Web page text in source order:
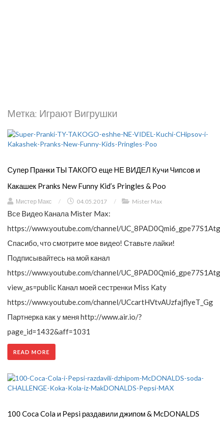
Метка: Играют Вигрушки
Супер Пранки ТЫ ТАКОГО еще НЕ ВИДЕЛ Кучи Чипсов и
Какашек Pranks New Funny Kid’s Pringles & Poo
Мистер Макс / 04.05.2017 / Mister Max
Все Видео Канала Mister Max:
https://www.youtube.com/channel/
Спасибо, что смотрите мое видео! Ставьте лайки!
Подписывайтесь на мой канал
https://www.youtube.com/channel/
view_as=public Канал моей сестренки Miss Katy
https://www.youtube.com/channel/UCcartHVtvAUzfajflyeT_Gg
Партнерка как у меня http://www.air.io/?
page_id=1432&aff=1031
READ MORE
100 Coca Cola и Pepsi раздавили джипом & McDONALDS